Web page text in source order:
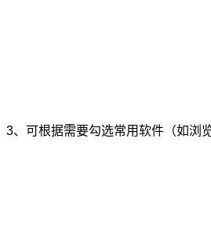
3、可根据需要勾选常用软件（如浏